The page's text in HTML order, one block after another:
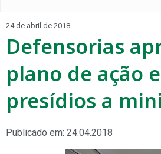
24 de abril de 2018
Defensorias
plano de ação
presídios a
Publicado em: 24.04.2018